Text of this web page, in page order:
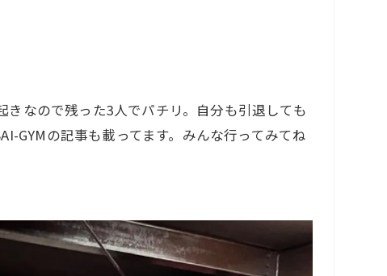
なので残った3人でパチリ。自分も引退しても
GYMの記事も載ってます。みんな行ってみてね